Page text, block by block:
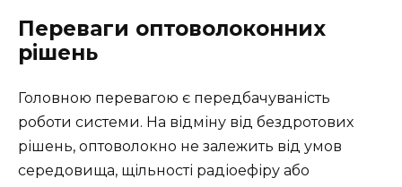
Переваги оптоволоконних
рішень
Головною перевагою є передбачуваність
роботи системи. На відміну від бездротових
рішень, оптоволокно не залежить від умов
середовища, щільності радіоефіру або